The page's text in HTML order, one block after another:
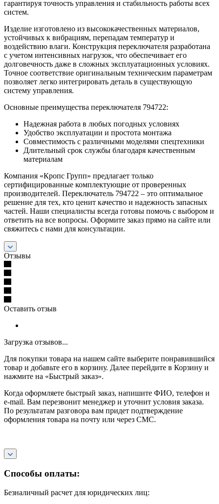
гарантируя точность управления и стабильность работы всех
систем.
Изделие изготовлено из высококачественных материалов,
устойчивых к вибрациям, перепадам температур и
воздействию влаги. Конструкция переключателя разработана
с учетом интенсивных нагрузок, что обеспечивает его
долговечность даже в сложных эксплуатационных условиях.
Точное соответствие оригинальным техническим параметрам
позволяет легко интегрировать деталь в существующую
систему управления.
Основные преимущества переключателя 794722:
Надежная работа в любых погодных условиях
Удобство эксплуатации и простота монтажа
Совместимость с различными моделями спецтехники
Длительный срок службы благодаря качественным
материалам
Компания «Кропс Групп» предлагает только
сертифицированные комплектующие от проверенных
производителей. Переключатель 794722 – это оптимальное
решение для тех, кто ценит качество и надежность запасных
частей. Наши специалисты всегда готовы помочь с выбором и
ответить на все вопросы. Оформите заказ прямо на сайте или
свяжитесь с нами для консультации.
Отзывы
Оставить отзыв
Загрузка отзывов...
Для покупки товара на нашем сайте выберите понравившийся
товар и добавьте его в корзину. Далее перейдите в Корзину и
нажмите на «Быстрый заказ».
Когда оформляете быстрый заказ, напишите ФИО, телефон и
e-mail. Вам перезвонит менеджер и уточнит условия заказа.
По результатам разговора вам придет подтверждение
оформления товара на почту или через СМС.
Способы оплаты:
Безналичный расчет для юридических лиц: